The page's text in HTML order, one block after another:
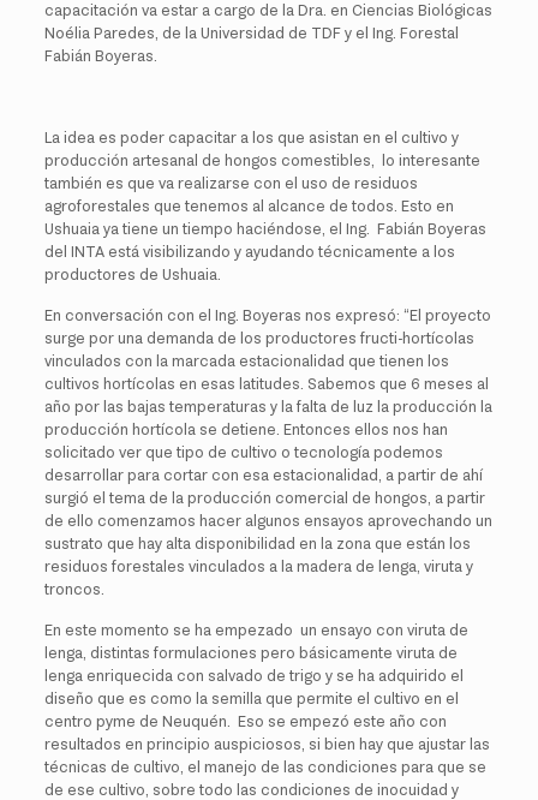
capacitación va estar a cargo de la Dra. en Ciencias Biológicas
Noélia Paredes, de la Universidad de TDF y el Ing. Forestal
Fabián Boyeras.
La idea es poder capacitar a los que asistan en el cultivo y
producción artesanal de hongos comestibles, lo interesante
también es que va realizarse con el uso de residuos
agroforestales que tenemos al alcance de todos. Esto en
Ushuaia ya tiene un tiempo haciéndose, el Ing. Fabián Boyeras
del INTA está visibilizando y ayudando técnicamente a los
productores de Ushuaia.
En conversación con el Ing. Boyeras nos expresó: “El proyecto
surge por una demanda de los productores fructi-hortícolas
vinculados con la marcada estacionalidad que tienen los
cultivos hortícolas en esas latitudes. Sabemos que 6 meses al
año por las bajas temperaturas y la falta de luz la producción la
producción hortícola se detiene. Entonces ellos nos han
solicitado ver que tipo de cultivo o tecnología podemos
desarrollar para cortar con esa estacionalidad, a partir de ahí
surgió el tema de la producción comercial de hongos, a partir
de ello comenzamos hacer algunos ensayos aprovechando un
sustrato que hay alta disponibilidad en la zona que están los
residuos forestales vinculados a la madera de lenga, viruta y
troncos.
En este momento se ha empezado un ensayo con viruta de
lenga, distintas formulaciones pero básicamente viruta de
lenga enriquecida con salvado de trigo y se ha adquirido el
diseño que es como la semilla que permite el cultivo en el
centro pyme de Neuquén. Eso se empezó este año con
resultados en principio auspiciosos, si bien hay que ajustar las
técnicas de cultivo, el manejo de las condiciones para que se
de ese cultivo, sobre todo las condiciones de inocuidad y